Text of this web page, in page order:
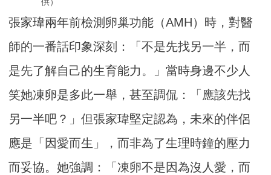
張家瑋兩年前檢測卵巢功能（AMH）時，對醫
師的一番話印象深刻：「不是先找另一半，而
是先了解自己的生育能力。」當時身邊不少人
笑她凍卵是多此一舉，甚至調侃：「應該先找
另一半吧？」但張家瑋堅定認為，未來的伴侶
應是「因愛而生」，而非為了生理時鐘的壓力
而妥協。她強調：「凍卵不是因為沒人愛，而